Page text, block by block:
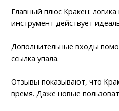
Главный плюс Кракен:
инструмент действует
Дополнительные входы
ссылка упала.
Отзывы показывают, что
время. Даже новые